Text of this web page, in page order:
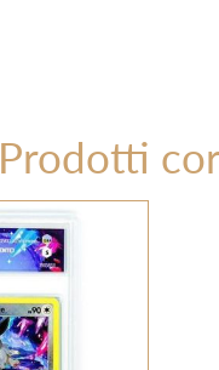
Prodotti